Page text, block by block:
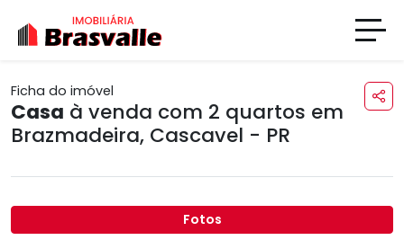
Ficha do imóvel
Casa à venda com 2 quartos em
Brazmadeira, Cascavel - PR
Fotos